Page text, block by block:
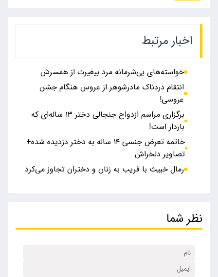
اخبار مرتبط
خواسته‌های بی‌شرمانه مرد بی‎غیرت از همسرش
انتقام دردناک مادرشوهر از عروس هنگام جشن
عروسی!
برگزاری مراسم ازدواج جنجالی دختر ۱۳ ساله‌ای که
باردار است!
خاتمه تعرض جنسی ۱۴ ساله به دختر دزدیده شده+
تصاویر دلخراش
رمال خبیث با فریب به زنان و دختران تجاوز می‌کرد
نظر شما